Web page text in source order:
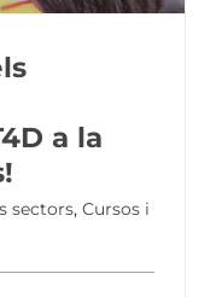
a la
sectors, Cursos i